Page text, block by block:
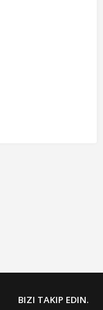
BIZI TAKIP EDIN.